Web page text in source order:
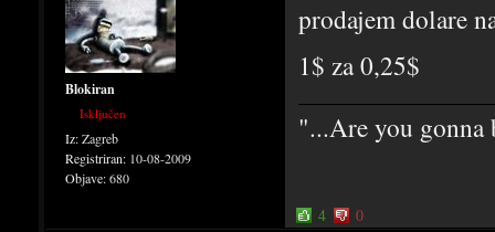
Blokiran
Isključen
Iz:Zagreb
Registriran: 10-08-2009
Objave:680
prodajem dolare
1$ za 0,25$
"...Are you gonna
4 0